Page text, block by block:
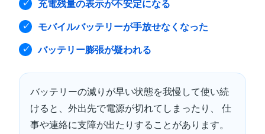
充電残量の表示が不安定になる
モバイルバッテリーが手放せなくなった
バッテリー膨張が疑われる
バッテリーの減りが早い状態を我慢して使い続
けると、外出先で電源が切れてしまったり、 仕
事や連絡に支障が出たりすることがあります。